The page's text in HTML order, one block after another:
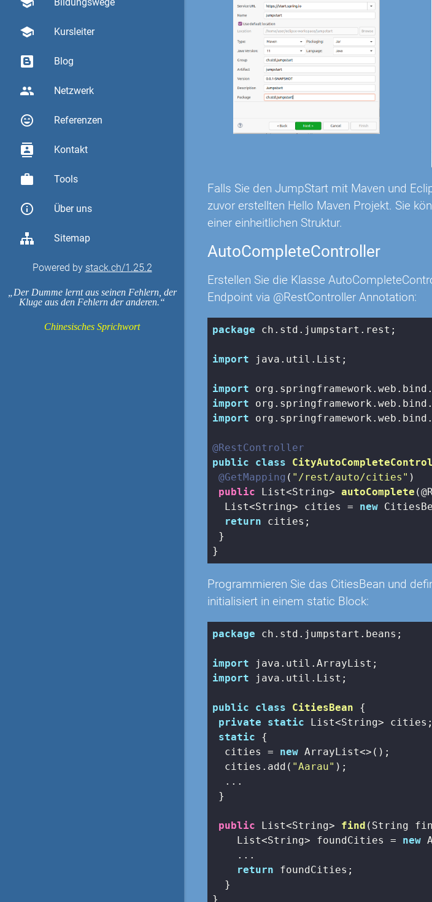
school Kursleiter
Blog
group Netzwerk
sentiment_very_satisfied Referenzen
contacts Kontakt
work Tools
info_outline Über uns
Sitemap
Powered by stack.ch/1.25.2
Der Dumme lernt aus seinen Fehlern, der
Kluge aus den Fehlern der anderen.
Chinesisches Sprichwort
Falls Sie den JumpStart mit Maven und
zuvor erstellten Hello Maven Projekt. Sie
einer einheitlichen Struktur.
AutoCompleteController
Erstellen Sie die Klasse
Endpoint via @RestController Annotation:
package ch.std.jumpstart.rest;
import java.util.List;
import
import
import
@RestController
public
class
@GetMapping ( "/rest/auto/cities" )
public List<String> autoComplete
  List<String> cities =
new
return cities;
}
}
Programmieren Sie das CitiesBean und
initialisiert in einem static Block:
package ch.std.jumpstart.beans;
import
import java.util.List;
public class CitiesBean
{
private
static List<String> cities;
static {
  cities =
new ArrayList<>();
  cities.add(
"Aarau" );
  ...
}
public List<String> find (String
    List<String> foundCities =
new
    ...
return foundCities;
  }
}